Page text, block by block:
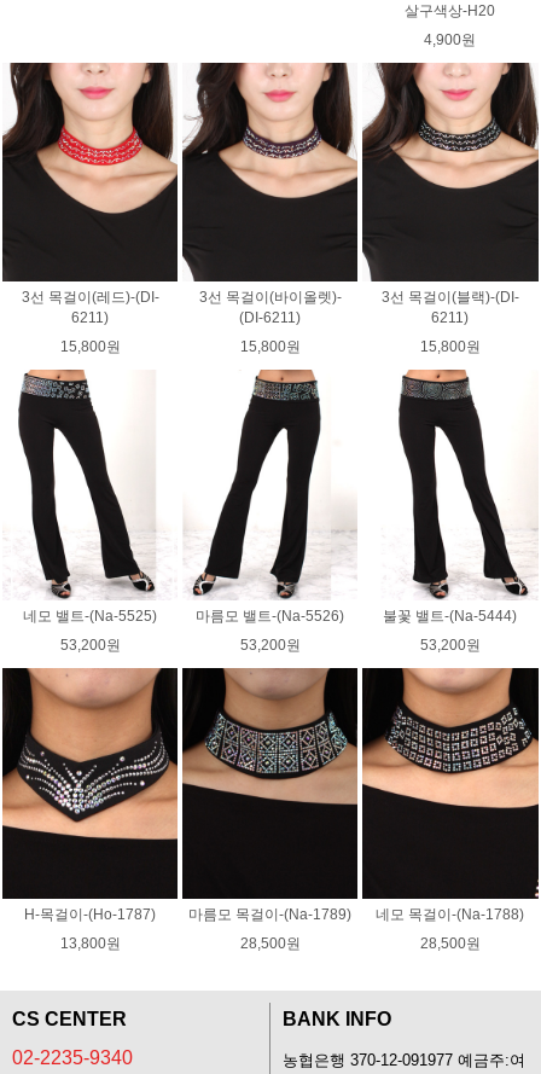
살구색상-H20
4,900원
3선 목걸이(레드)-(DI-
6211)
15,800원
3선 목걸이(바이올렛)-
(DI-6211)
15,800원
3선 목걸이(블랙)-(DI-
6211)
15,800원
네모 밸트-(Na-5525)
53,200원
마름모 밸트-(Na-5526)
53,200원
불꽃 밸트-(Na-5444)
53,200원
H-목걸이-(Ho-1787)
13,800원
마름모 목걸이-(Na-1789)
28,500원
네모 목걸이-(Na-1788)
28,500원
CS CENTER
02-2235-9340
BANK INFO
농협은행 370-12-091977 예금주:여